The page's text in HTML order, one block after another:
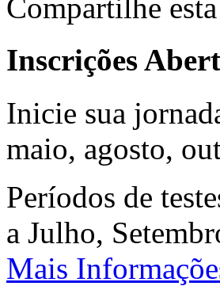
Compartilhe
Inscrições
Inicie sua
maio, agosto,
Períodos de
a Julho,
Mais